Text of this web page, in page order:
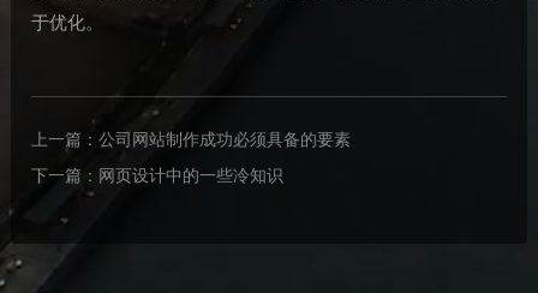
于优化。
上一篇：公司网站制作成功必须具备的要素
下一篇： 网页设计中的一些冷知识